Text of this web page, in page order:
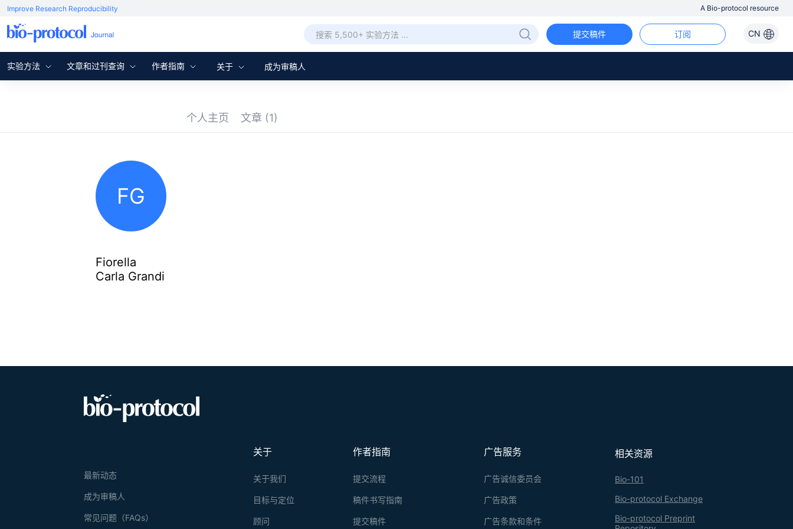
Improve Research Reproducibility A Bio-protocol resource
CN
订阅
提交稿件
实验方法 文章和过刊查询 作者指南 关于 成为审稿人
个人主页 文章 (1)
FG
Fiorella
Carla Grandi
相关资源
Bio-101
Bio-protocol Exchange
Bio-protocol Preprint
广告服务
广告诚信委员会
广告政策
广告条款和条件
作者指南
提交流程
稿件书写指南
提交稿件
关于
关于我们
目标与定位
顾问
最新动态
成为审稿人
常见问题（FAQs）